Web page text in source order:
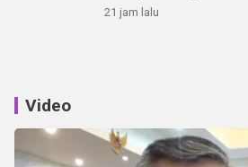
21 jam lalu
Video